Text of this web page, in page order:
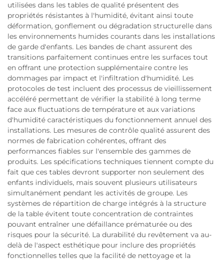
utilisées dans les tables de qualité présentent des
propriétés résistantes à l'humidité, évitant ainsi toute
déformation, gonflement ou dégradation structurelle dans
les environnements humides courants dans les installations
de garde d'enfants. Les bandes de chant assurent des
transitions parfaitement continues entre les surfaces tout
en offrant une protection supplémentaire contre les
dommages par impact et l'infiltration d'humidité. Les
protocoles de test incluent des processus de vieillissement
accéléré permettant de vérifier la stabilité à long terme
face aux fluctuations de température et aux variations
d'humidité caractéristiques du fonctionnement annuel des
installations. Les mesures de contrôle qualité assurent des
normes de fabrication cohérentes, offrant des
performances fiables sur l'ensemble des gammes de
produits. Les spécifications techniques tiennent compte du
fait que ces tables devront supporter non seulement des
enfants individuels, mais souvent plusieurs utilisateurs
simultanément pendant les activités de groupe. Les
systèmes de répartition de charge intégrés à la structure
de la table évitent toute concentration de contraintes
pouvant entraîner une défaillance prématurée ou des
risques pour la sécurité. La durabilité du revêtement va au-
delà de l'aspect esthétique pour inclure des propriétés
fonctionnelles telles que la facilité de nettoyage et la